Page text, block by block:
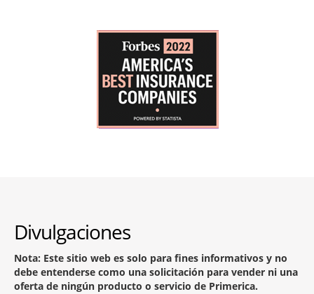
Divulgaciones
Nota: Este sitio web es solo para fines informativos y no
debe entenderse como una solicitación para vender ni una
oferta de ningún producto o servicio de Primerica.